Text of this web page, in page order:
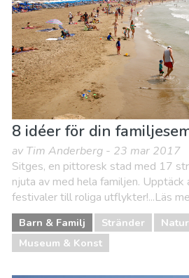
8 idéer för din
av Tim Anderberg - 23 mar 2017
Sitges, en pittoresk stad med 17
njuta av med hela familjen. Upptäck
festivaler till roliga utflykter!...Läs
Barn & Familj Stränder
Museum & Konst